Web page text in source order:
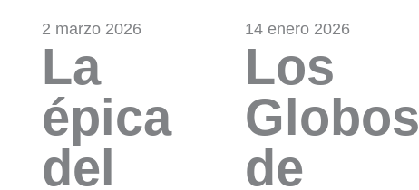
2 marzo 2026
La
épica
del
14 enero 2026
Los
Globos
de